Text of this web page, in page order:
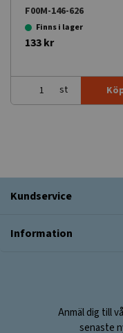
F00M-146-626
Finns i lager
133 kr
st
Kundservice
Information
Anmäl dig till
senaste